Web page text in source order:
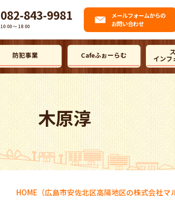
082-843-9981
10:00 〜 18:00
メールフォームからの
お問い合わせ
防犯事業 Cafeふぉーらむ インフ
木原淳
HOME （広島市安佐北区高陽地区の株式会社マ